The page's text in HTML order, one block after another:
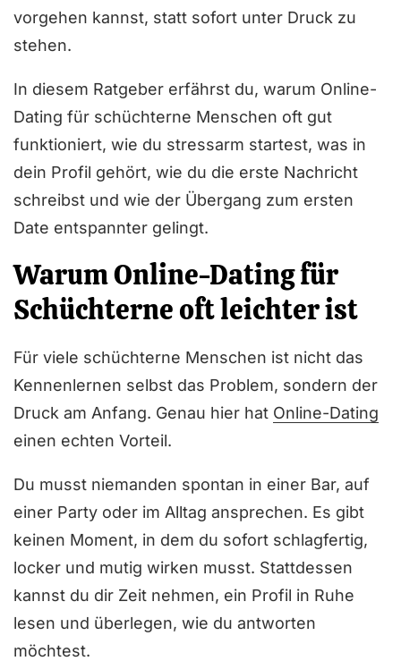
vorgehen kannst, statt sofort unter Druck zu
stehen.
In diesem Ratgeber erfährst du, warum Online-
Dating für schüchterne Menschen oft gut
funktioniert, wie du stressarm startest, was in
dein Profil gehört, wie du die erste Nachricht
schreibst und wie der Übergang zum ersten
Date entspannter gelingt.
Warum Online-Dating für
Schüchterne oft leichter ist
Für viele schüchterne Menschen ist nicht das
Kennenlernen selbst das Problem, sondern der
Druck am Anfang. Genau hier hat Online-Dating
einen echten Vorteil.
Du musst niemanden spontan in einer Bar, auf
einer Party oder im Alltag ansprechen. Es gibt
keinen Moment, in dem du sofort schlagfertig,
locker und mutig wirken musst. Stattdessen
kannst du dir Zeit nehmen, ein Profil in Ruhe
lesen und überlegen, wie du antworten
möchtest.